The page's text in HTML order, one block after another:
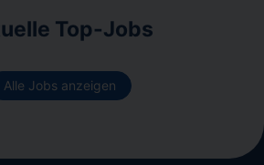
Top-Jobs
Alle Jobs anzeigen